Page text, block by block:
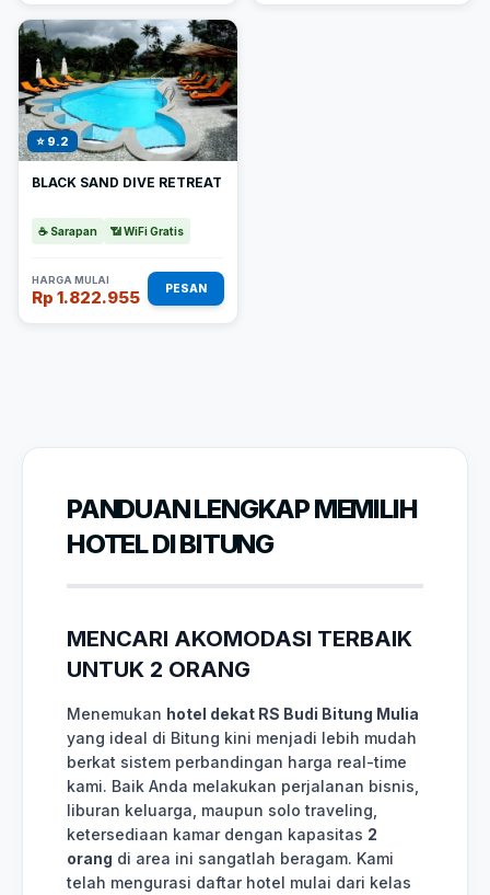
⭐ 9.2
BLACK SAND DIVE RETREAT
☕ Sarapan 📶 WiFi Gratis
HARGA MULAI
Rp 1.822.955 PESAN
PANDUAN LENGKAP MEMILIH
HOTEL DI BITUNG
MENCARI AKOMODASI TERBAIK
UNTUK 2 ORANG
Menemukan hotel dekat RS Budi Bitung Mulia
yang ideal di Bitung kini menjadi lebih mudah
berkat sistem perbandingan harga real-time
kami. Baik Anda melakukan perjalanan bisnis,
liburan keluarga, maupun solo traveling,
ketersediaan kamar dengan kapasitas 2
orang di area ini sangatlah beragam. Kami
telah mengurasi daftar hotel mulai dari kelas